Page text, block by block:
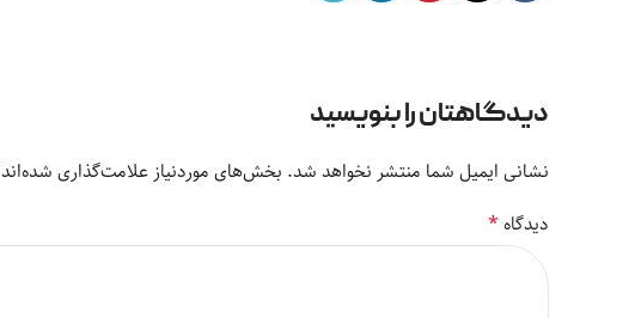
دیدگاهتان را بنویسید
نشانی ایمیل شما منتشر نخواهد شد. بخش‌های موردنیاز علامت‌گذاری شده‌اند
دیدگاه*